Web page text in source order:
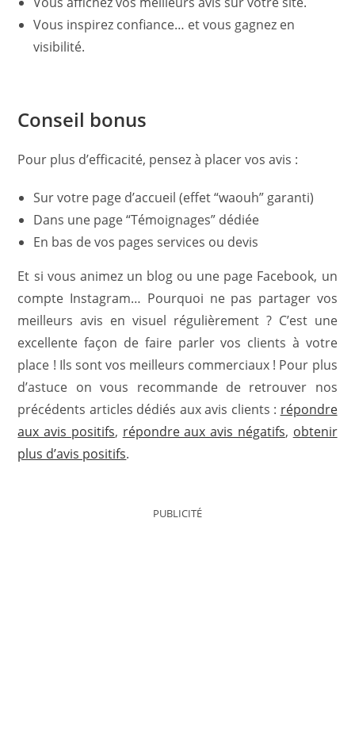
Vous inspirez confiance… et vous gagnez en
visibilité.
Conseil bonus
Pour plus d’efficacité, pensez à placer vos avis :
Sur votre page d’accueil (effet “waouh” garanti)
Dans une page “Témoignages” dédiée
En bas de vos pages services ou devis
Et si vous animez un blog ou une page Facebook, un
compte Instagram… Pourquoi ne pas partager vos
meilleurs avis en visuel régulièrement ? C’est une
excellente façon de faire parler vos clients à votre
place ! Ils sont vos meilleurs commerciaux ! Pour plus
d’astuce on vous recommande de retrouver nos
précédents articles dédiés aux avis clients : répondre
aux avis positifs, répondre aux avis négatifs, obtenir
plus d’avis positifs.
PUBLICITÉ